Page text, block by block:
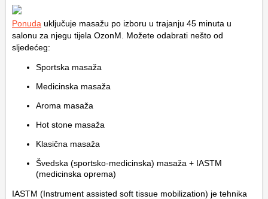
Ponuda uključuje masažu po izboru u trajanju 45 minuta u
salonu za njegu tijela OzonM. Možete odabrati nešto od
sljedećeg:
Sportska masaža
Medicinska masaža
Aroma masaža
Hot stone masaža
Klasična masaža
Švedska (sportsko-medicinska) masaža + IASTM
(medicinska oprema)
IASTM (Instrument assisted soft tissue mobilization) je tehnika